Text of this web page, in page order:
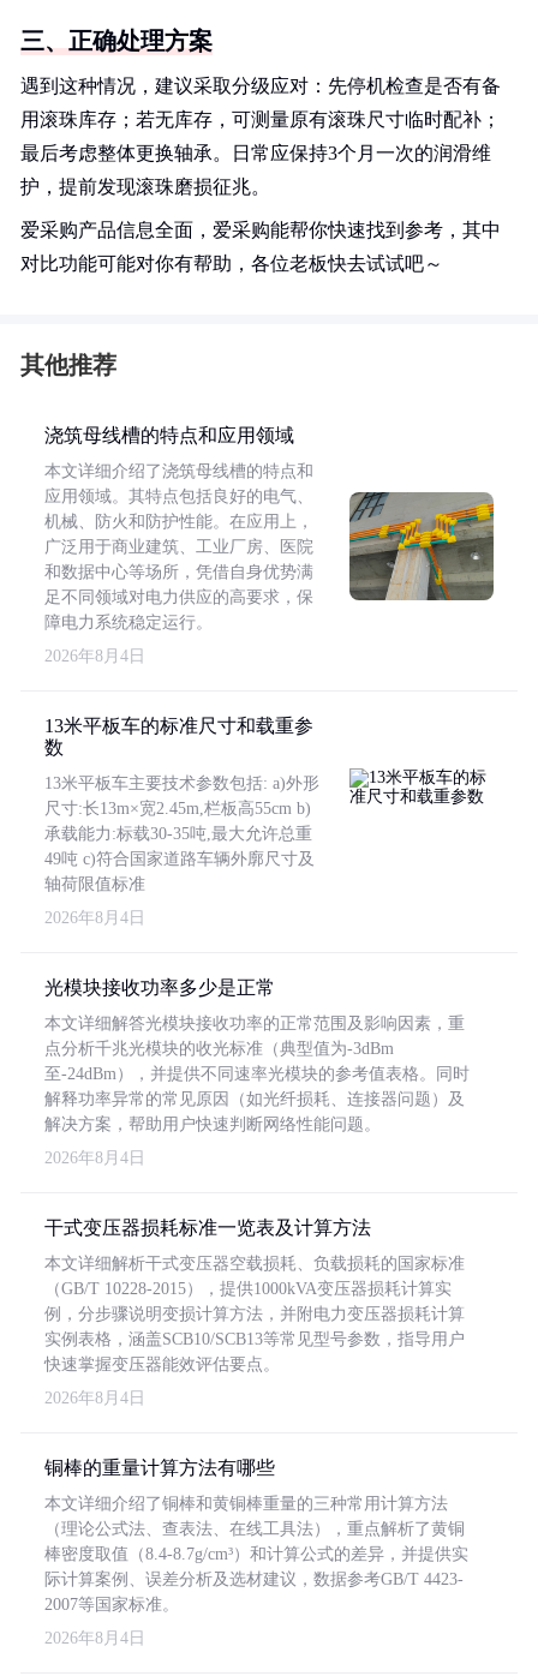
三、正确处理方案
遇到这种情况，建议采取分级应对：先停机检查是否有备
用滚珠库存；若无库存，可测量原有滚珠尺寸临时配补；
最后考虑整体更换轴承。日常应保持3个月一次的润滑维
护，提前发现滚珠磨损征兆。
爱采购产品信息全面，爱采购能帮你快速找到参考，其中
对比功能可能对你有帮助，各位老板快去试试吧～
其他推荐
浇筑母线槽的特点和应用领域
本文详细介绍了浇筑母线槽的特点和
应用领域。其特点包括良好的电气、
机械、防火和防护性能。在应用上，
广泛用于商业建筑、工业厂房、医院
和数据中心等场所，凭借自身优势满
足不同领域对电力供应的高要求，保
障电力系统稳定运行。
2026年8月4日
13米平板车的标准尺寸和载重参
数
13米平板车主要技术参数包括: a)外形
尺寸:长13m×宽2.45m,栏板高55cm b)
承载能力:标载30-35吨,最大允许总重
49吨 c)符合国家道路车辆外廓尺寸及
轴荷限值标准
2026年8月4日
光模块接收功率多少是正常
本文详细解答光模块接收功率的正常范围及影响因素，重
点分析千兆光模块的收光标准（典型值为-3dBm
至-24dBm），并提供不同速率光模块的参考值表格。同时
解释功率异常的常见原因（如光纤损耗、连接器问题）及
解决方案，帮助用户快速判断网络性能问题。
2026年8月4日
干式变压器损耗标准一览表及计算方法
本文详细解析干式变压器空载损耗、负载损耗的国家标准
（GB/T 10228-2015），提供1000kVA变压器损耗计算实
例，分步骤说明变损计算方法，并附电力变压器损耗计算
实例表格，涵盖SCB10/SCB13等常见型号参数，指导用户
快速掌握变压器能效评估要点。
2026年8月4日
铜棒的重量计算方法有哪些
本文详细介绍了铜棒和黄铜棒重量的三种常用计算方法
（理论公式法、查表法、在线工具法），重点解析了黄铜
棒密度取值（8.4-8.7g/cm³）和计算公式的差异，并提供实
际计算案例、误差分析及选材建议，数据参考GB/T 4423-
2007等国家标准。
2026年8月4日